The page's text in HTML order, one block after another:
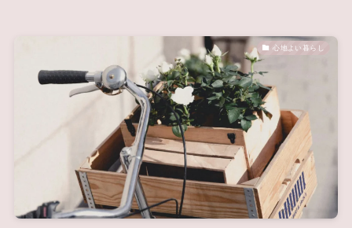
心地よい暮らし